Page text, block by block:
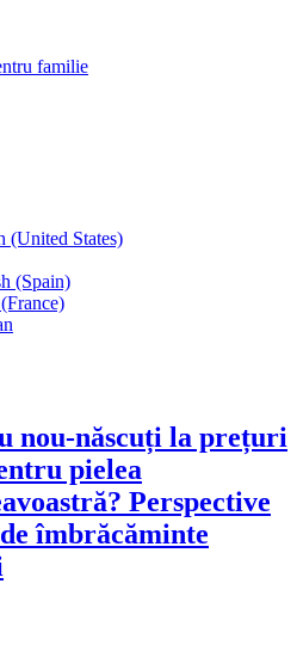
familie
(United States)
(Spain)
nou-născuți la prețuri
pielea
Perspective
îmbrăcăminte